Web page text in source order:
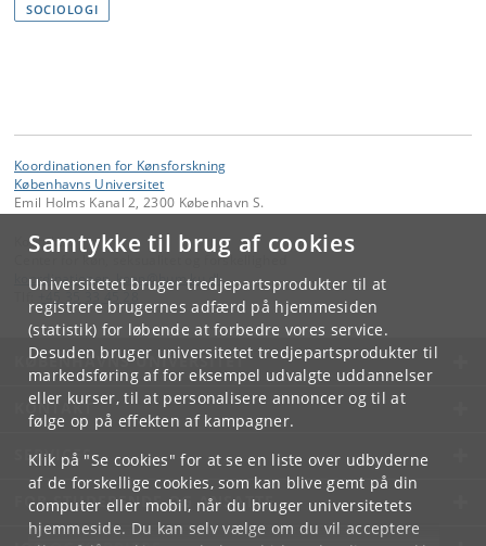
Samtykke til brug af cookies
Universitetet bruger tredjepartsprodukter til at
registrere brugernes adfærd på hjemmesiden
(statistik) for løbende at forbedre vores service.
Desuden bruger universitetet tredjepartsprodukter til
markedsføring af for eksempel udvalgte uddannelser
eller kurser, til at personalisere annoncer og til at
følge op på effekten af kampagner.
Klik på "Se cookies" for at se en liste over udbyderne
af de forskellige cookies, som kan blive gemt på din
computer eller mobil, når du bruger universitetets
hjemmeside. Du kan selv vælge om du vil acceptere
SOCIOLOGI
Koordinationen for Kønsforskning
Københavns Universitet
Emil Holms Kanal 2, 2300 København S.
Kontakt:
Center for køn, seksualitet og forskellighed
koordinationen_koen@hum .ku. dk
KØBENHAVNS UNIVERSITET
KONTAKT
SERVICES
FOR STUDERENDE OG ANSATTE